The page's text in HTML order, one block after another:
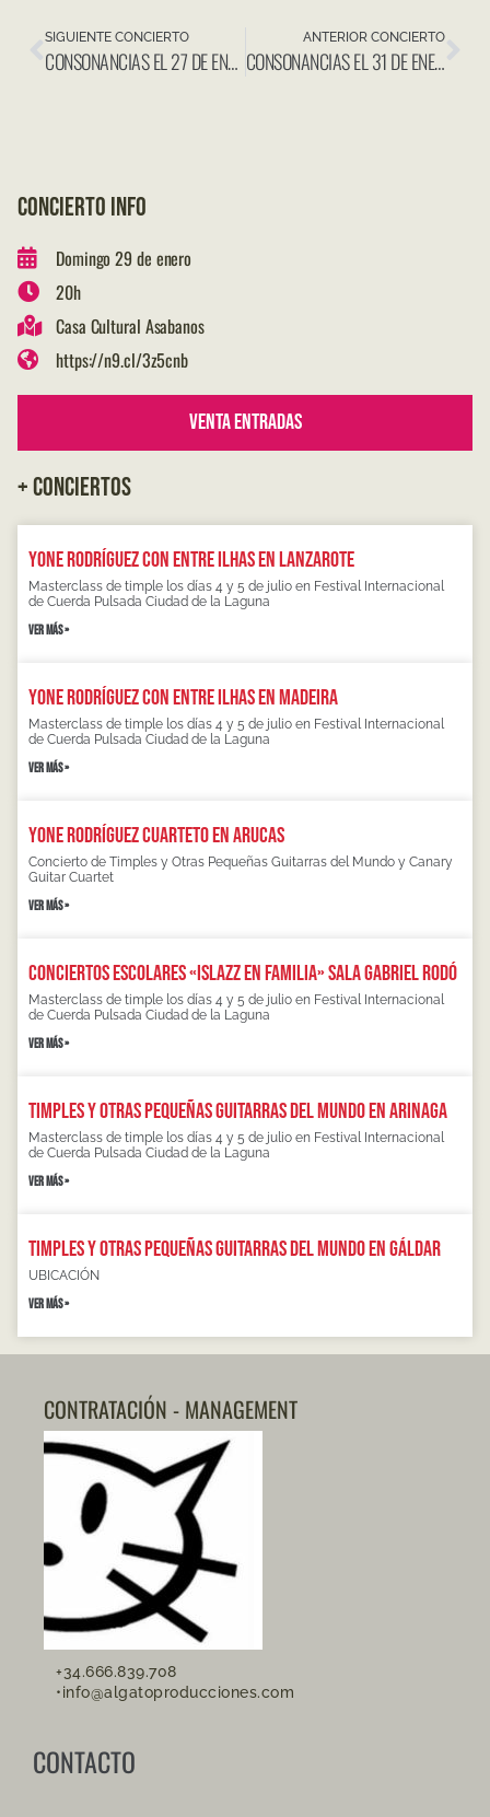
SIGUIENTE CONCIERTO
CONSONANCIAS EL 27 DE ENERO EN IGLESIA VIRGEN DEL CARMEN (LA GRACIOSA)
ANTERIOR CONCIERTO
CONSONANCIAS EL 31 DE ENERO EN CASA DE LA CULTURA MANUEL GUARDIA ROLDÁN- LOS SAUCES (LA PALMA)
CONCIERTO INFO
Domingo 29 de enero
20h
Casa Cultural Asabanos
https://n9.cl/3z5cnb
Venta Entradas
+ CONCIERTOS
Yone Rodríguez con Entre Ilhas en Lanzarote
Masterclass de timple los días 4 y 5 de julio en Festival Internacional
de Cuerda Pulsada Ciudad de la Laguna
VER MÁS »
Yone Rodríguez con Entre Ilhas en Madeira
Masterclass de timple los días 4 y 5 de julio en Festival Internacional
de Cuerda Pulsada Ciudad de la Laguna
VER MÁS »
Yone Rodríguez Cuarteto en Arucas
Concierto de Timples y Otras Pequeñas Guitarras del Mundo y Canary
Guitar Cuartet
VER MÁS »
Conciertos escolares «Islazz en familia» Sala Gabriel Rodó
Masterclass de timple los días 4 y 5 de julio en Festival Internacional
de Cuerda Pulsada Ciudad de la Laguna
VER MÁS »
Timples y otras pequeñas guitarras del mundo en Arinaga
Masterclass de timple los días 4 y 5 de julio en Festival Internacional
de Cuerda Pulsada Ciudad de la Laguna
VER MÁS »
Timples y otras pequeñas guitarras del mundo en Gáldar
UBICACIÓN
VER MÁS »
CONTRATACIÓN - MANAGEMENT
+34.666.839.708
•info@algatoproducciones.com
CONTACTO